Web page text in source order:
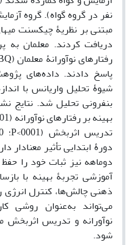
نفر در گروه گواه). گروه
دریافت کردند. معلمان
شیوۀ تحلیل واریانس با
بنفرونی تحلیل شد. نتایج
دورۀ ابتدایی تأثیر معنادار
دوماهه نیز ثبات خود را
آموزشی تجربۀ بهینه با
ذهنی چالش‌ها، کنترل
می‌تواند به‌عنوان روشی
نوآورانه و تدریس اثربخش
شود.